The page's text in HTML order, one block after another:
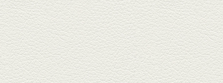
2025年10月17日放送
ヒレ焼き＆牛ひれ肉汁カ
レー
武蔵小路で人気の『ヒレ肉じゅ
んちゃん』へ。『銀ハイ』で乾
杯！ブ...
2025年9月26日放送
フォンダンエッグ＆二郎